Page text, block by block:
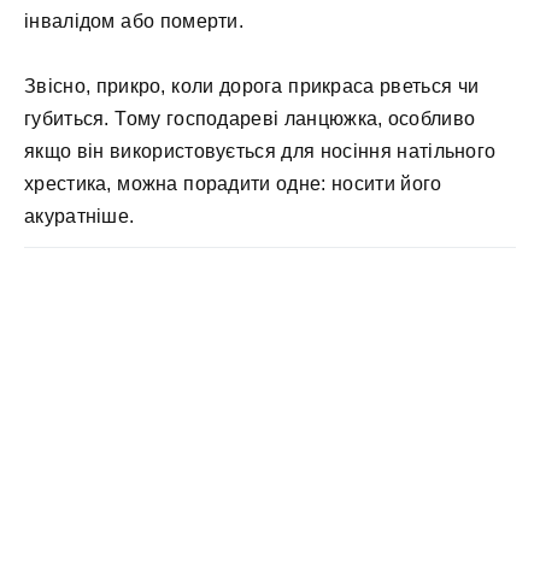
інвалідом або померти.
Звісно, прикро, коли дорога прикраса рветься чи
губиться. Тому господареві ланцюжка, особливо
якщо він використовується для носіння натільного
хрестика, можна порадити одне: носити його
акуратніше.